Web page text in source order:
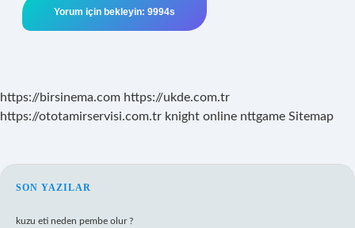
https://birsinema.com https://ukde.com.tr
https://ototamirservisi.com.tr knight online nttgame Sitemap
SIDEBAR
SON YAZILAR
kuzu eti neden pembe olur ?